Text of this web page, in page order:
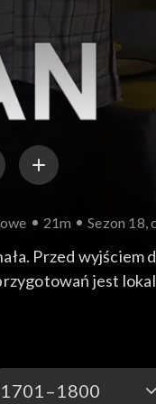
21m Sezon 18,
Przed
aby starać się o kredyt mieszkaniowy. Całe szczęście, że
by sobie nie poradził.
1701–1800